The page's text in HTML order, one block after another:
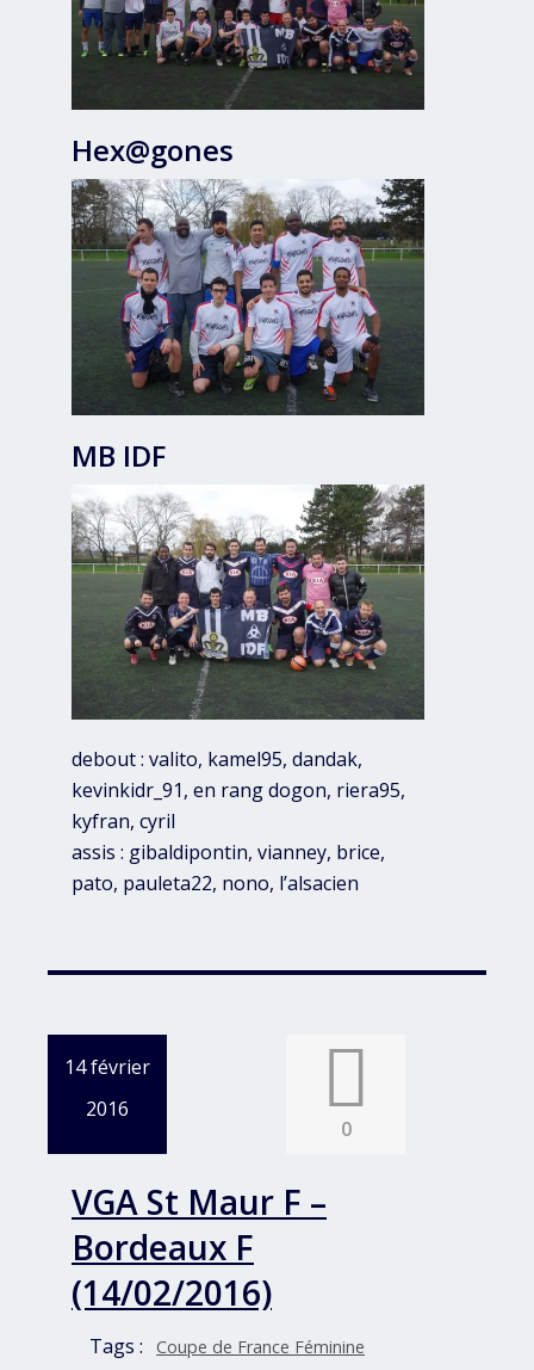
Hex@gones
MB IDF
debout : valito, kamel95, dandak,
kevinkidr_91, en rang dogon, riera95,
kyfran, cyril
assis : gibaldipontin, vianney, brice,
pato, pauleta22, nono, l’alsacien
14 février
2016
0
VGA St Maur F –
Bordeaux F
(14/02/2016)
Tags : Coupe de France Féminine